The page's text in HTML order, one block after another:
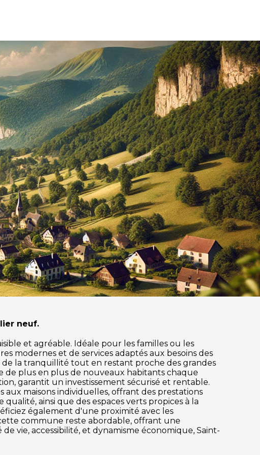
neuf.
et agréable. Idéale pour les familles ou les
modernes et de services adaptés aux besoins des
de la tranquillité tout en restant proche des grandes
de plus en plus de nouveaux habitants chaque
garantit un investissement sécurisé et rentable.
maisons individuelles, offrant des prestations
ainsi que des espaces verts propices à la
également d'une proximité avec les
commune reste abordable, offrant une
vie, accessibilité, et dynamisme économique, Saint-